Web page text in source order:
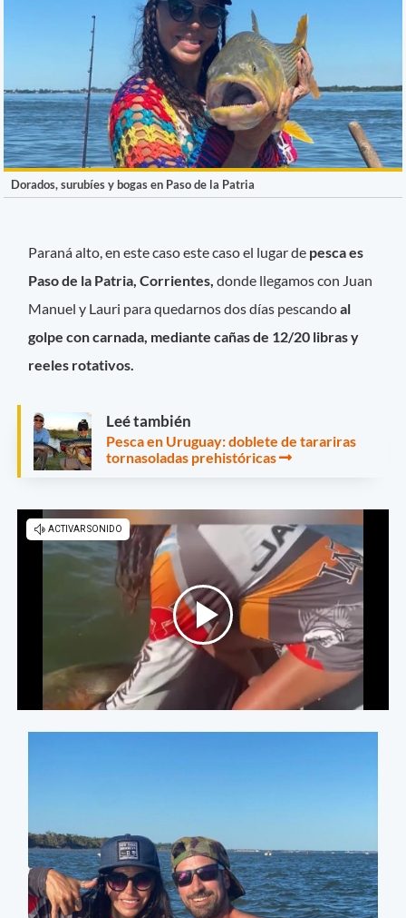
Dorados, surubíes y bogas en Paso de la Patria
Paraná alto, en este caso este caso el lugar de pesca es
Paso de la Patria, Corrientes,donde llegamos con Juan
Manuel y Lauri para quedarnos dos días pescandoal
golpe con carnada, mediante cañas de 12/20 libras y
reeles rotativos.
Leé también
Pesca en Uruguay: doblete de tarariras
tornasoladas prehistóricas